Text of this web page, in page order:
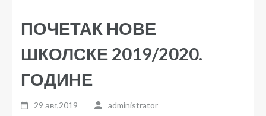
ПОЧЕТАК НОВЕ
ШКОЛСКЕ 2019/2020.
ГОДИНЕ
29 авг,2019 administrator